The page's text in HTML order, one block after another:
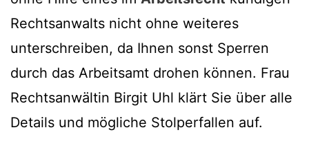
Rechtsanwalts nicht ohne weiteres
unterschreiben, da Ihnen sonst Sperren
durch das Arbeitsamt drohen können. Frau
Rechtsanwältin Birgit Uhl klärt Sie über alle
Details und mögliche Stolperfallen auf.